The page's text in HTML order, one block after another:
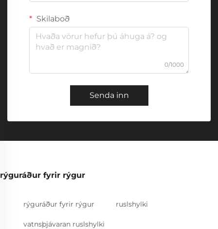
Skilaboð
0/1000
Senda inn
rýguráður fyrir rýgur
rýguráður fyrir rýgur ruslshylki
vatnsþjávaran ruslshylki